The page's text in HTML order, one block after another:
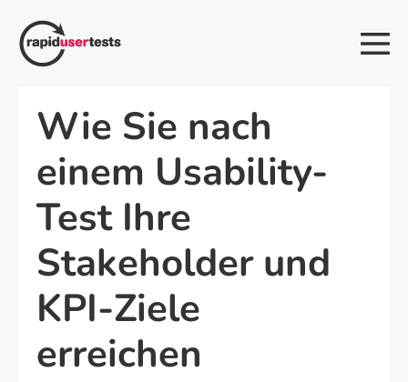
Inhalt
springen
Wie Sie nach
einem Usability-
Test Ihre
Stakeholder und
KPI-Ziele
erreichen